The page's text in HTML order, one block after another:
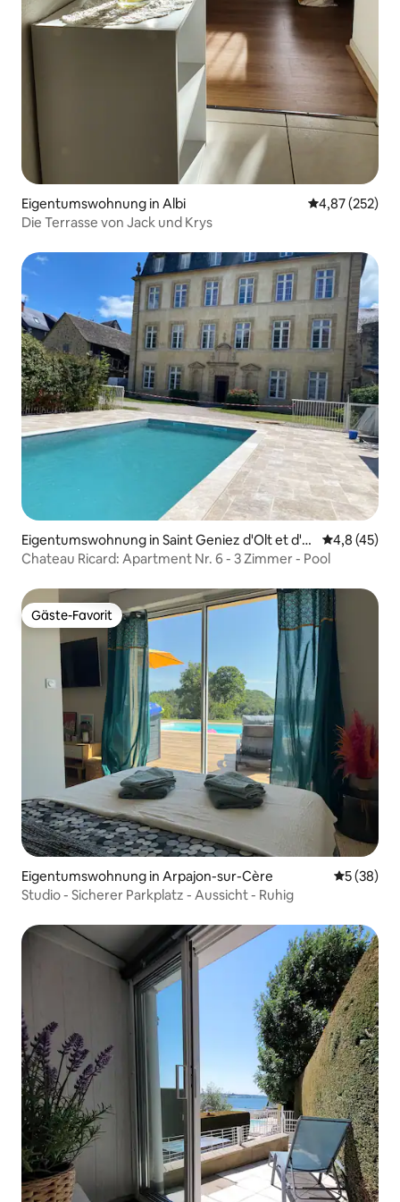
Eigentumswohnung in Albi
4,87 (252)
Die Terrasse von Jack und Krys
Eigentumswohnung in Saint Geniez d'Olt et d'A
ubrac
4,8 (45)
Chateau Ricard: Apartment Nr. 6 - 3 Zimmer - Pool
Gäste-Favorit
Gäste-Favorit
Eigentumswohnung in Arpajon-sur-Cère
5 (38)
Studio - Sicherer Parkplatz - Aussicht - Ruhig